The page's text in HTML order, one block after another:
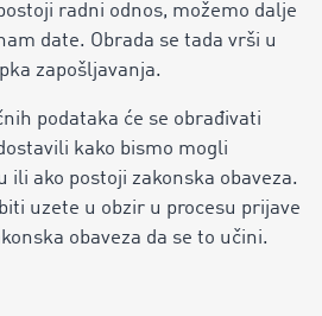
radni odnos, možemo dalje
date. Obrada se tada vrši u
zapošljavanja.
podataka će se obrađivati
kako bismo mogli
ili ako postoji zakonska obaveza.
uzete u obzir u procesu prijave
obaveza da se to učini.